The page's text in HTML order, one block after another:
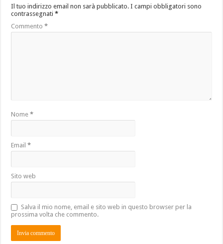
Il tuo indirizzo email non sarà pubblicato. I campi obbligatori sono
contrassegnati*
Commento*
Nome*
Email*
Sito web
Salva il mio nome, email e sito web in questo browser per la
prossima volta che commento.